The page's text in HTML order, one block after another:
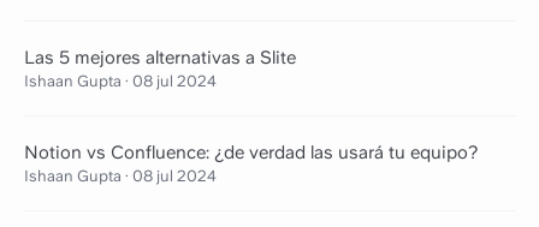
Las 5 mejores alternativas a Slite
Ishaan Gupta · 08 jul 2024
Notion vs Confluence: ¿de verdad las usará tu equipo?
Ishaan Gupta · 08 jul 2024